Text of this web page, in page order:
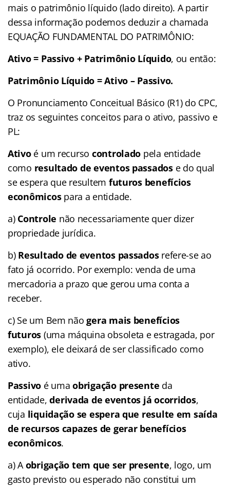
mais o patrimônio líquido (lado direito). A partir
dessa informação podemos deduzir a chamada
EQUAÇÃO FUNDAMENTAL DO PATRIMÔNIO:
Ativo = Passivo + Patrimônio Líquido, ou então:
Patrimônio Líquido = Ativo – Passivo.
O Pronunciamento Conceitual Básico (R1) do CPC,
traz os seguintes conceitos para o ativo, passivo e
PL:
Ativoé um recurso controlado pela entidade
como resultado de eventos passadose do qual
se espera que resultem futuros benefícios
econômicospara a entidade.
a) Controle não necessariamente quer dizer
propriedade jurídica.
b) Resultado de eventos passadosrefere-se ao
fato já ocorrido. Por exemplo: venda de uma
mercadoria a prazo que gerou uma conta a
receber.
c) Se um Bem nãogera mais benefícios
futuros (uma máquina obsoleta e estragada, por
exemplo), ele deixará de ser classificado como
ativo.
Passivo é umaobrigação presente da
entidade,derivada de eventos já ocorridos,
cuja liquidação se espera que resulte em saída
de recursos capazes de gerar benefícios
econômicos.
a) Aobrigação tem que ser presente, logo, um
gasto previsto ou esperado não constitui um